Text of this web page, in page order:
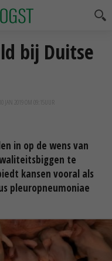
bij Duitse
10 JAN 2019 OM 09:15
in op de wens van
te
kansen vooral als
pleuropneumoniae